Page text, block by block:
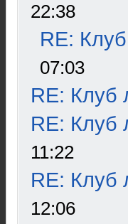
22:38
RE:
07:03
RE: Клуб
RE: Клуб
11:22
RE: Клуб
12:06